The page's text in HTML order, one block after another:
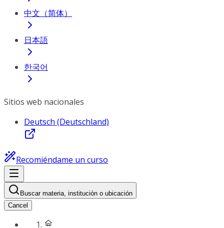
中文（简体）
日本語
한국어
Sitios web nacionales
Deutsch (Deutschland)
Recomiéndame un curso
Buscar materia, institución o ubicación
Cancel